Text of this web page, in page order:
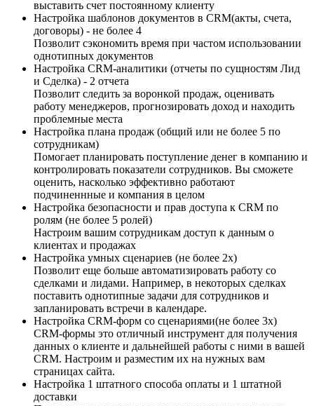
выставить счет постоянному клиенту
Настройка шаблонов документов в CRM(акты, счета,
договоры) - не более 4
Позволит сэкономить время при частом использовании
однотипных документов
Настройка CRM-аналитики (отчеты по сущностям Лид
и Сделка) - 2 отчета
Позволит следить за воронкой продаж, оценивать
работу менеджеров, прогнозировать доход и находить
проблемные места
Настройка плана продаж (общий или не более 5 по
сотрудникам)
Помогает планировать поступление денег в компанию и
контролировать показатели сотрудников. Вы сможете
оценить, насколько эффективно работают
подчиненнные и компания в целом
Настройка безопасности и прав доступа к CRM по
ролям (не более 5 ролей)
Настроим вашим сотрудникам доступ к данным о
клиентах и продажах
Настройка умных сценариев (не более 2х)
Позволит еще больше автоматизировать работу со
сделками и лидами. Например, в некоторых сделках
поставить однотипные задачи для сотрудников и
запланировать встречи в календаре.
Настройка CRM-форм со сценариями(не более 3х)
CRM-формы это отличный инструмент для получения
данных о клиенте и дальнейшей работы с ними в вашей
CRM. Настроим и разместим их на нужных вам
страницах сайта.
Настройка 1 штатного способа оплаты и 1 штатной
доставки